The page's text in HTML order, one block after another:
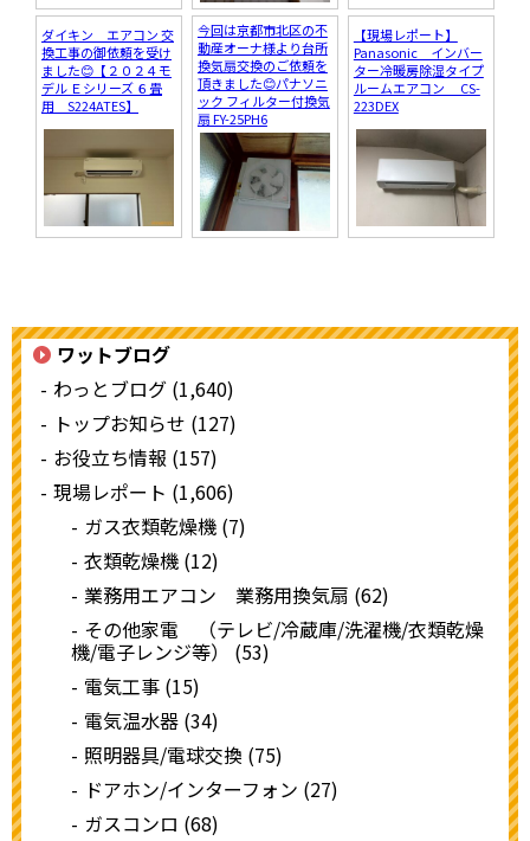
ダイキン エアコン 交
換工事の御依頼を受け
ました😊【２０２４モ
デル Ｅシリーズ ６畳
用 S224ATES】
今回は京都市北区の不
動産オーナ様より台所
換気扇交換のご依頼を
頂きました😊パナソニ
ック フィルター付換気
扇 FY-25PH6
【現場レポート】
Panasonic インバー
ター冷暖房除湿タイプ
ルームエアコン CS-
223DEX
ワットブログ
わっとブログ (1,640)
トップお知らせ (127)
お役立ち情報 (157)
現場レポート (1,606)
ガス衣類乾燥機 (7)
衣類乾燥機 (12)
業務用エアコン 業務用換気扇 (62)
その他家電 （テレビ/冷蔵庫/洗濯機/衣類乾燥
機/電子レンジ等） (53)
電気工事 (15)
電気温水器 (34)
照明器具/電球交換 (75)
ドアホン/インターフォン (27)
ガスコンロ (68)